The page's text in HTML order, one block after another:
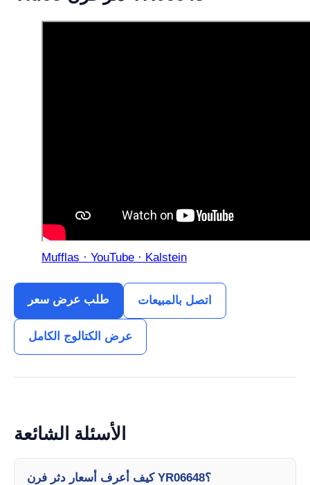
Mufflas · YouTube · Kalstein
طلب عرض سعر اتصل بالمبيعات
عرض الكتالوج الكامل
الأسئلة الشائعة
كيف أعرف أسعار دثر فرن YR06648؟